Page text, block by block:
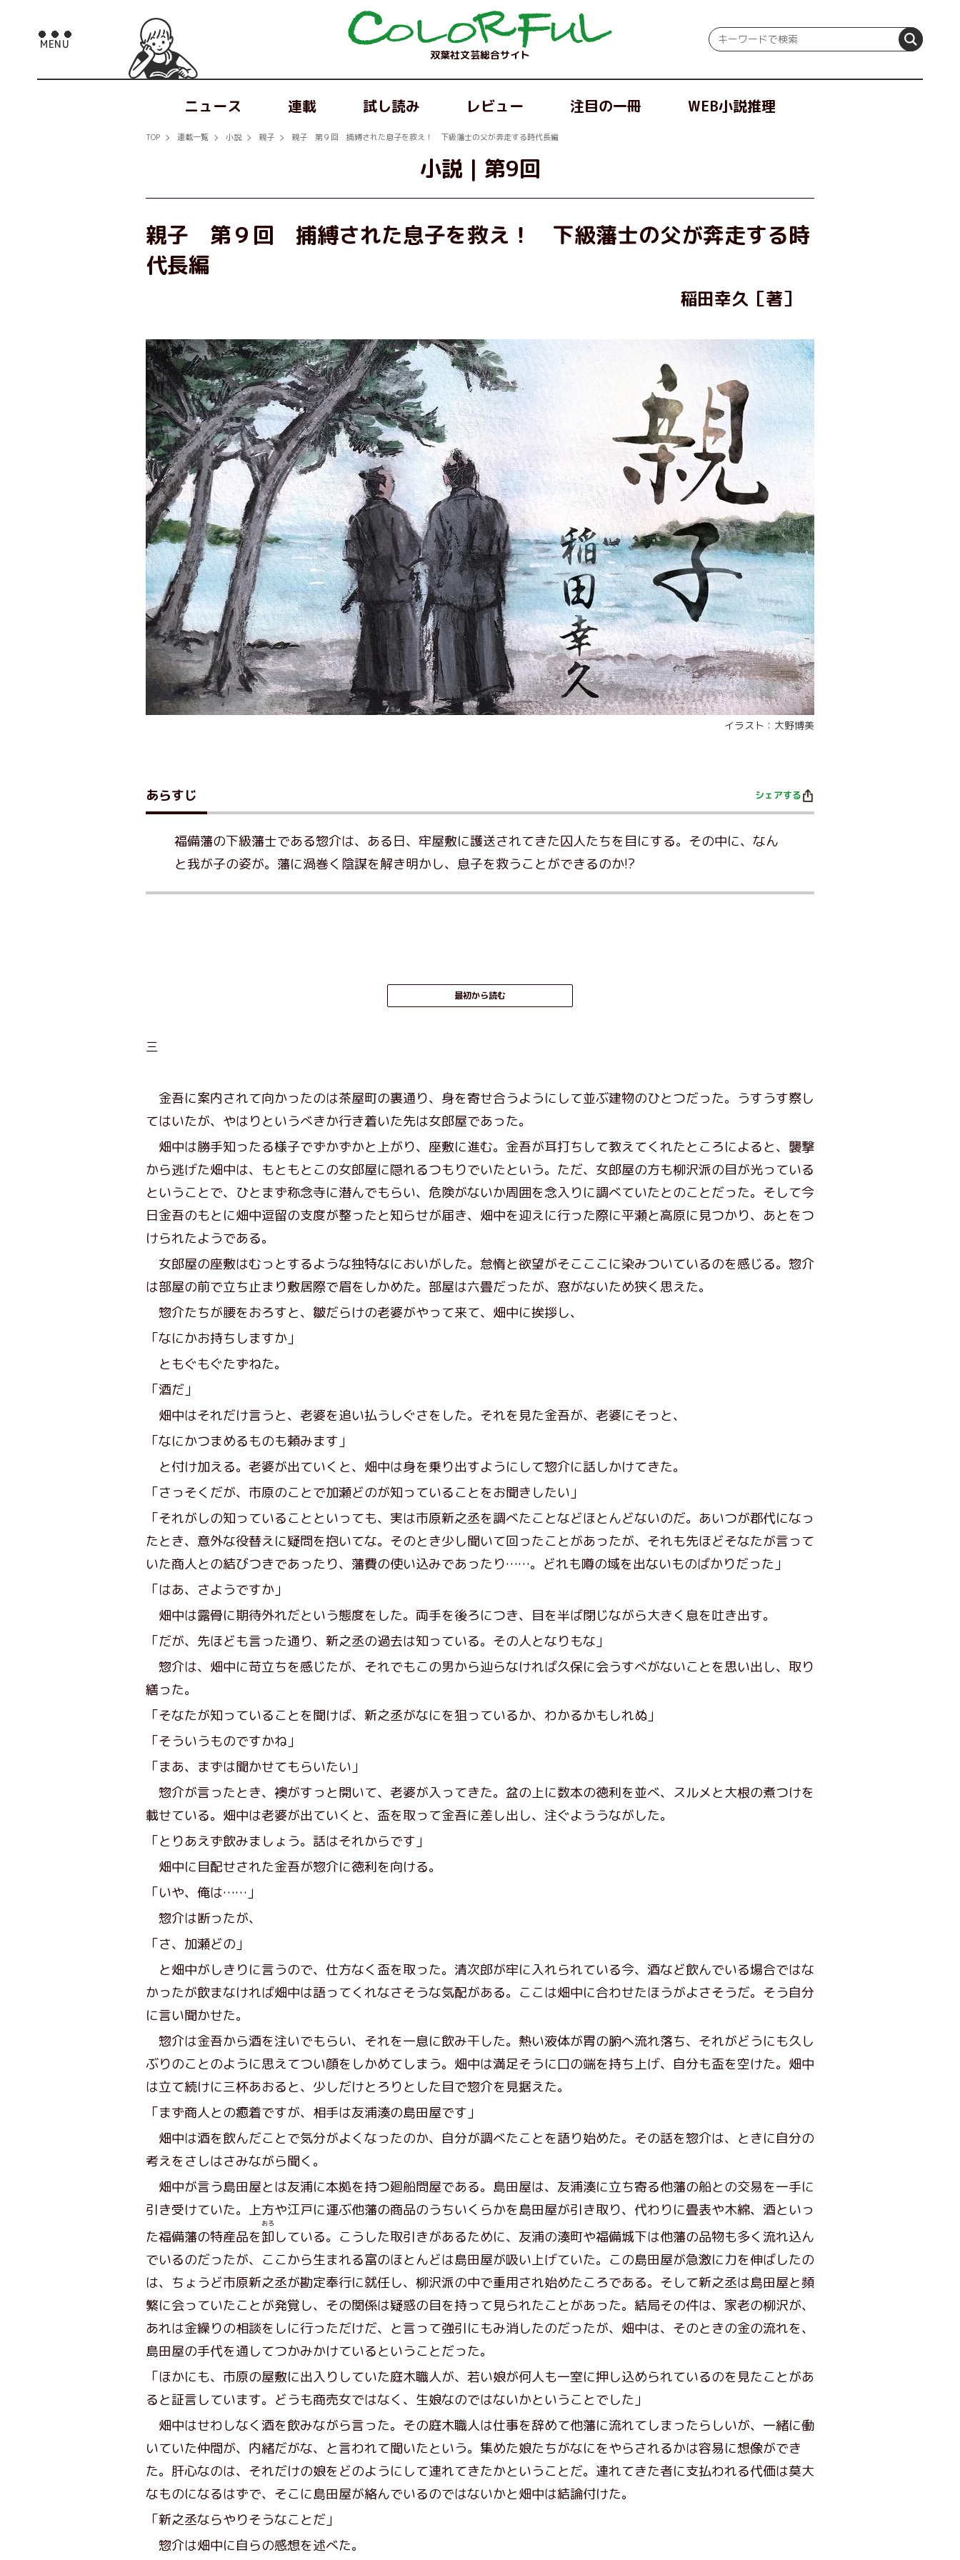
双葉社文芸総合サイト
ニュース 連載 試し読み レビュー 注目の一冊 WEB小説推理
TOP 連載一覧 小説 親子 親子 第９回 捕縛された息子を救え！ 下級藩士の父が奔走する時代長編
小説 ｜ 第9回
親子 第９回 捕縛された息子を救え！ 下級藩士の父が奔走する時
代長編
稲田幸久［著］
イラスト：大野博美
あらすじ シェアする
福備藩の下級藩士である惣介は、ある日、牢屋敷に護送されてきた囚人たちを目にする。その中に、なん
と我が子の姿が。藩に渦巻く陰謀を解き明かし、息子を救うことができるのか!?
最初から読む
三
金吾に案内されて向かったのは茶屋町の裏通り、身を寄せ合うようにして並ぶ建物のひとつだった。うすうす察し
てはいたが、やはりというべきか行き着いた先は女郎屋であった。
畑中は勝手知ったる様子でずかずかと上がり、座敷に進む。金吾が耳打ちして教えてくれたところによると、襲撃
から逃げた畑中は、もともとこの女郎屋に隠れるつもりでいたという。ただ、女郎屋の方も柳沢派の目が光っている
ということで、ひとまず称念寺に潜んでもらい、危険がないか周囲を念入りに調べていたとのことだった。そして今
日金吾のもとに畑中逗留の支度が整ったと知らせが届き、畑中を迎えに行った際に平瀬と高原に見つかり、あとをつ
けられたようである。
女郎屋の座敷はむっとするような独特なにおいがした。怠惰と欲望がそこここに染みついているのを感じる。惣介
は部屋の前で立ち止まり敷居際で眉をしかめた。部屋は六畳だったが、窓がないため狭く思えた。
惣介たちが腰をおろすと、皺だらけの老婆がやって来て、畑中に挨拶し、
「なにかお持ちしますか」
ともぐもぐたずねた。
「酒だ」
畑中はそれだけ言うと、老婆を追い払うしぐさをした。それを見た金吾が、老婆にそっと、
「なにかつまめるものも頼みます」
と付け加える。老婆が出ていくと、畑中は身を乗り出すようにして惣介に話しかけてきた。
「さっそくだが、市原のことで加瀬どのが知っていることをお聞きしたい」
「それがしの知っていることといっても、実は市原新之丞を調べたことなどほとんどないのだ。あいつが郡代になっ
たとき、意外な役替えに疑問を抱いてな。そのとき少し聞いて回ったことがあったが、それも先ほどそなたが言って
いた商人との結びつきであったり、藩費の使い込みであったり……。どれも噂の域を出ないものばかりだった」
「はあ、さようですか」
畑中は露骨に期待外れだという態度をした。両手を後ろにつき、目を半ば閉じながら大きく息を吐き出す。
「だが、先ほども言った通り、新之丞の過去は知っている。その人となりもな」
惣介は、畑中に苛立ちを感じたが、それでもこの男から辿らなければ久保に会うすべがないことを思い出し、取り
繕った。
「そなたが知っていることを聞けば、新之丞がなにを狙っているか、わかるかもしれぬ」
「そういうものですかね」
「まあ、まずは聞かせてもらいたい」
惣介が言ったとき、襖がすっと開いて、老婆が入ってきた。盆の上に数本の徳利を並べ、スルメと大根の煮つけを
載せている。畑中は老婆が出ていくと、盃を取って金吾に差し出し、注ぐよううながした。
「とりあえず飲みましょう。話はそれからです」
畑中に目配せされた金吾が惣介に徳利を向ける。
「いや、俺は……」
惣介は断ったが、
「さ、加瀬どの」
と畑中がしきりに言うので、仕方なく盃を取った。清次郎が牢に入れられている今、酒など飲んでいる場合ではな
かったが飲まなければ畑中は語ってくれなさそうな気配がある。ここは畑中に合わせたほうがよさそうだ。そう自分
に言い聞かせた。
惣介は金吾から酒を注いでもらい、それを一息に飲み干した。熱い液体が胃の腑へ流れ落ち、それがどうにも久し
ぶりのことのように思えてつい顔をしかめてしまう。畑中は満足そうに口の端を持ち上げ、自分も盃を空けた。畑中
は立て続けに三杯あおると、少しだけとろりとした目で惣介を見据えた。
「まず商人との癒着ですが、相手は友浦湊の島田屋です」
畑中は酒を飲んだことで気分がよくなったのか、自分が調べたことを語り始めた。その話を惣介は、ときに自分の
考えをさしはさみながら聞く。
畑中が言う島田屋とは友浦に本拠を持つ廻船問屋である。島田屋は、友浦湊に立ち寄る他藩の船との交易を一手に
引き受けていた。上方や江戸に運ぶ他藩の商品のうちいくらかを島田屋が引き取り、代わりに畳表や木綿、酒といっ
た福備藩の特産品を卸
おろ
している。こうした取引きがあるために、友浦の湊町や福備城下は他藩の品物も多く流れ込ん
でいるのだったが、ここから生まれる富のほとんどは島田屋が吸い上げていた。この島田屋が急激に力を伸ばしたの
は、ちょうど市原新之丞が勘定奉行に就任し、柳沢派の中で重用され始めたころである。そして新之丞は島田屋と頻
繁に会っていたことが発覚し、その関係は疑惑の目を持って見られたことがあった。結局その件は、家老の柳沢が、
あれは金繰りの相談をしに行っただけだ、と言って強引にもみ消したのだったが、畑中は、そのときの金の流れを、
島田屋の手代を通してつかみかけているということだった。
「ほかにも、市原の屋敷に出入りしていた庭木職人が、若い娘が何人も一室に押し込められているのを見たことがあ
ると証言しています。どうも商売女ではなく、生娘なのではないかということでした」
畑中はせわしなく酒を飲みながら言った。その庭木職人は仕事を辞めて他藩に流れてしまったらしいが、一緒に働
いていた仲間が、内緒だがな、と言われて聞いたという。集めた娘たちがなにをやらされるかは容易に想像ができ
た。肝心なのは、それだけの娘をどのようにして連れてきたかということだ。連れてきた者に支払われる代価は莫大
なものになるはずで、そこに島田屋が絡んでいるのではないかと畑中は結論付けた。
「新之丞ならやりそうなことだ」
惣介は畑中に自らの感想を述べた。